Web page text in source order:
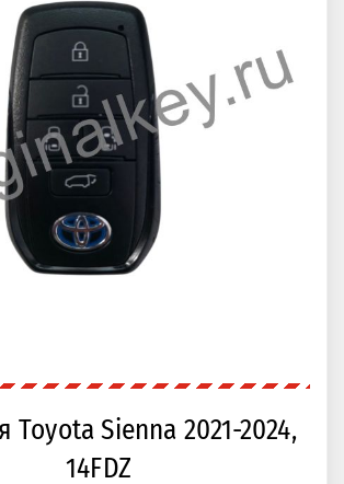
Toyota Sienna 2021-2024,
14FDZ